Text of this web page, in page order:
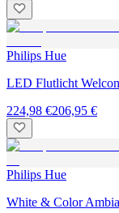
Philips Hue
LED Flutlicht
224,98 €206,95 €
Philips Hue
White & Color